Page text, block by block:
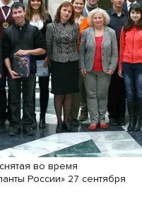
во время
России» 27 сентября